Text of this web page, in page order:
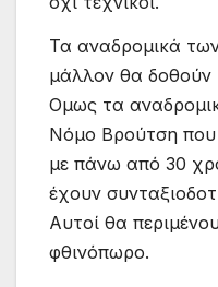
Τα αναδρομικά
μάλλον θα δοθούν
Ομως τα
Νόμο Βρούτση
με πάνω από 30
έχουν
Αυτοί θα
φθινόπωρο.